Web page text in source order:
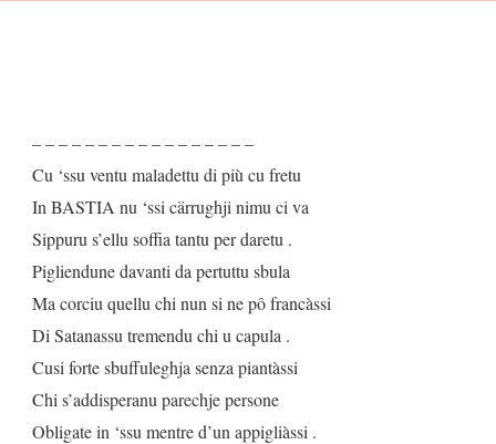
– – – – – – – – – – – – – – – – –
Cu ‘ssu ventu maladettu di più cu fretu
In BASTIA nu ‘ssi cärrughji nimu ci va
Sippuru s’ellu soffia tantu per daretu .
Pigliendune davanti da pertuttu sbula
Ma corciu quellu chi nun si ne pô francàssi
Di Satanassu tremendu chi u capula .
Cusi forte sbuffuleghja senza piantàssi
Chi s’addisperanu parechje persone
Obligate in ‘ssu mentre d’un appigliàssi .